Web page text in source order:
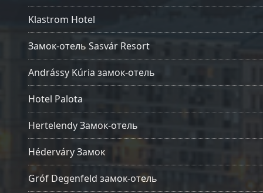
Klastrom Hotel
Замок-отель Sasvár Resort
Andrássy Kúria замок-отель
Hotel Palota
Hertelendy Замок-отель
Héderváry Замок
Gróf Degenfeld замок-отель